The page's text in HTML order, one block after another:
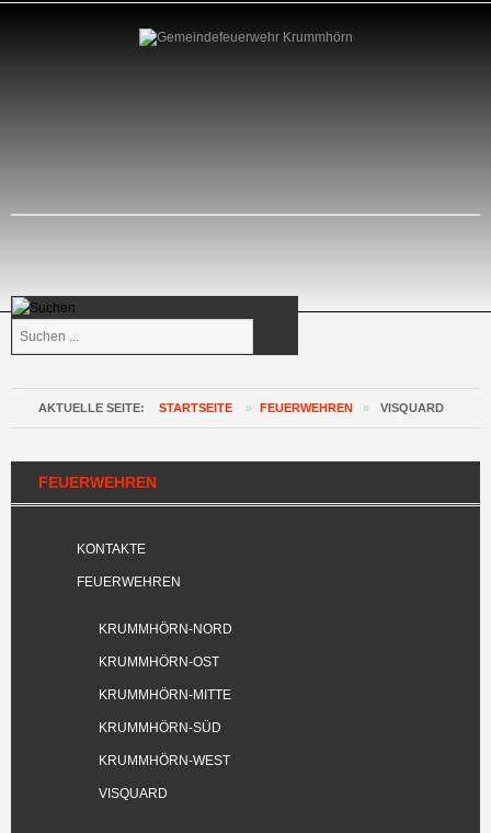
AKTUELLE SEITE: STARTSEITE » FEUERWEHREN » VISQUARD
FEUERWEHREN
KONTAKTE
FEUERWEHREN
KRUMMHÖRN-NORD
KRUMMHÖRN-OST
KRUMMHÖRN-MITTE
KRUMMHÖRN-SÜD
KRUMMHÖRN-WEST
VISQUARD